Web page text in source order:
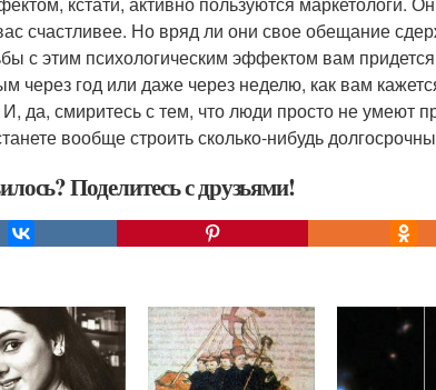
счастливее. Но вряд ли они свое обещание
с этим психологическим эффектом вам
через год или даже через неделю, как вам
да, смиритесь с тем, что люди просто не умеют
вообще строить сколько-нибудь
Поделитесь с друзьями!